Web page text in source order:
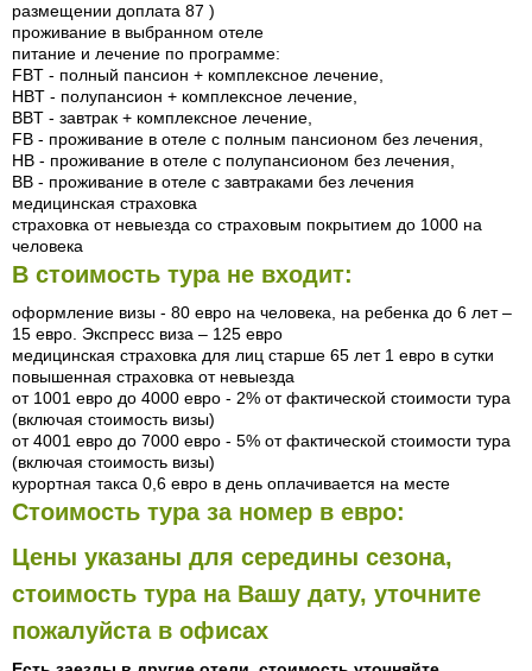
размещении доплата 87 )
проживание в выбранном отеле
питание и лечение по программе:
FBT - полный пансион + комплексное лечение,
HBT - полупансион + комплексное лечение,
BBT - завтрак + комплексное лечение,
FB - проживание в отеле с полным пансионом без лечения,
HB - проживание в отеле с полупансионом без лечения,
BB - проживание в отеле с завтраками без лечения
медицинская страховка
страховка от невыезда со страховым покрытием до 1000 на
человека
В стоимость тура не входит:
оформление визы - 80 евро на человека, на ребенка до 6 лет –
15 евро. Экспресс виза – 125 евро
медицинская страховка для лиц старше 65 лет 1 евро в сутки
повышенная страховка от невыезда
от 1001 евро до 4000 евро - 2% от фактической стоимости тура
(включая стоимость визы)
от 4001 евро до 7000 евро - 5% от фактической стоимости тура
(включая стоимость визы)
курортная такса 0,6 евро в день оплачивается на месте
Стоимость тура за номер в евро:
Цены указаны для середины сезона,
стоимость тура на Вашу дату, уточните
пожалуйста в офисах